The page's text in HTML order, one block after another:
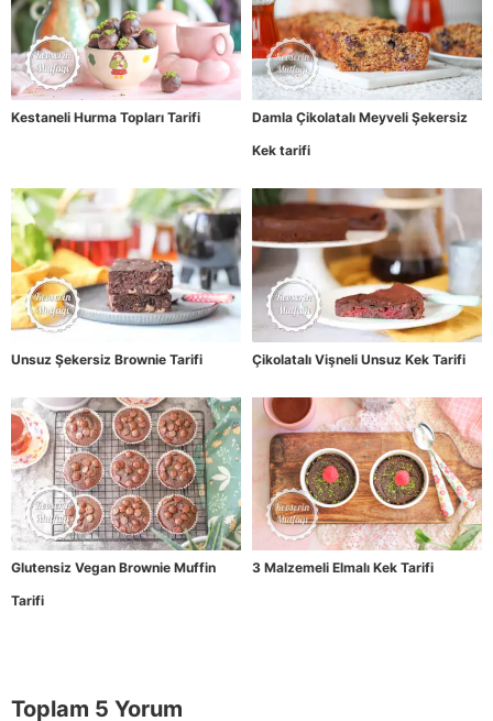
Kestaneli Hurma Topları Tarifi
Damla Çikolatalı Meyveli Şekersiz
Kek tarifi
Unsuz Şekersiz Brownie Tarifi Çikolatalı Vişneli Unsuz Kek Tarifi
Glutensiz Vegan Brownie Muffin
Tarifi
3 Malzemeli Elmalı Kek Tarifi
Toplam 5 Yorum